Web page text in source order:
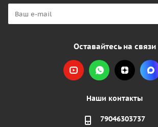
Оставайтесь на связи
Наши контакты
79046303737